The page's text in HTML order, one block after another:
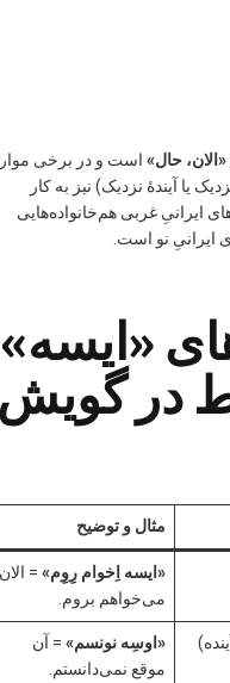
«الان، حال»است و در برخی
یا آیندهٔ نزدیک) نیز به کار
ایرانیِ غربی هم‌خانواده‌هایی
ایرانیِ نو است.
«ایسه»
در
مثال و توضیح
«ایسه اِخوام رِوِم»=
می‌خواهم بروم.
«اوسِه نونسم»= آن
موقع نمی‌دانستم.